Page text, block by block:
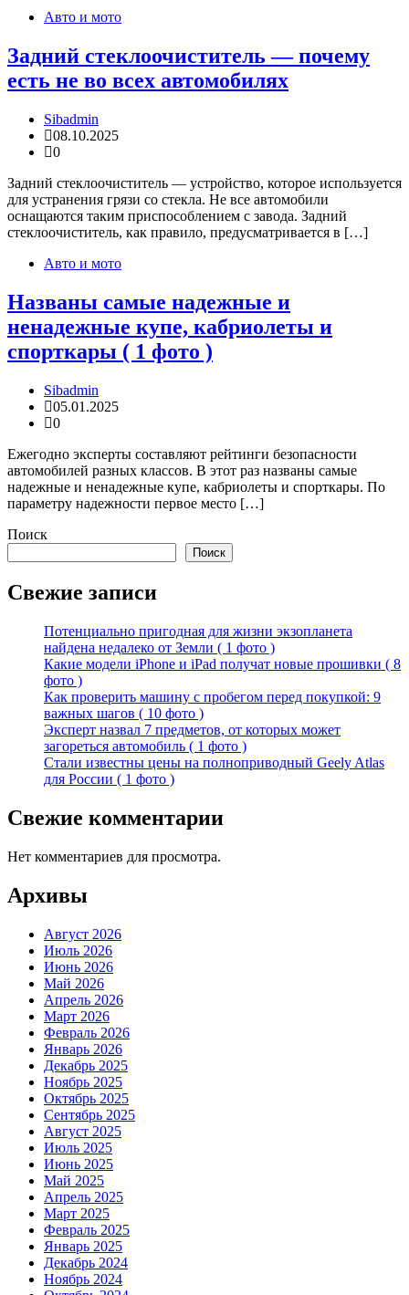
Авто и мото
Задний стеклоочиститель — почему
есть не во всех автомобилях
Sibadmin
08.10.2025
0
Задний стеклоочиститель — устройство, которое используется
для устранения грязи со стекла. Не все автомобили
оснащаются таким приспособлением с завода. Задний
стеклоочиститель, как правило, предусматривается в […]
Авто и мото
Названы самые надежные и
ненадежные купе, кабриолеты и
спорткары ( 1 фото )
Sibadmin
05.01.2025
0
Ежегодно эксперты составляют рейтинги безопасности
автомобилей разных классов. В этот раз названы самые
надежные и ненадежные купе, кабриолеты и спорткары. По
параметру надежности первое место […]
Поиск
Поиск
Свежие записи
Потенциально пригодная для жизни экзопланета
найдена недалеко от Земли ( 1 фото )
Какие модели iPhone и iPad получат новые прошивки ( 8
фото )
Как проверить машину с пробегом перед покупкой: 9
важных шагов ( 10 фото )
Эксперт назвал 7 предметов, от которых может
загореться автомобиль ( 1 фото )
Стали известны цены на полноприводный Geely Atlas
для России ( 1 фото )
Свежие комментарии
Нет комментариев для просмотра.
Архивы
Август 2026
Июль 2026
Июнь 2026
Май 2026
Апрель 2026
Март 2026
Февраль 2026
Январь 2026
Декабрь 2025
Ноябрь 2025
Октябрь 2025
Сентябрь 2025
Август 2025
Июль 2025
Июнь 2025
Май 2025
Апрель 2025
Март 2025
Февраль 2025
Январь 2025
Декабрь 2024
Ноябрь 2024